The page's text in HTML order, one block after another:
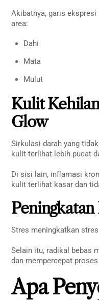
Akibatnya, garis
area:
Dahi
Mata
Mulut
Kulit
Glow
Sirkulasi darah yang
kulit terlihat lebih pucat
Di sisi lain, inflamasi
kulit terlihat kasar dan
Peningkatan
Stres meningkatkan
Selain itu, radikal bebas
dan mempercepat
Apa